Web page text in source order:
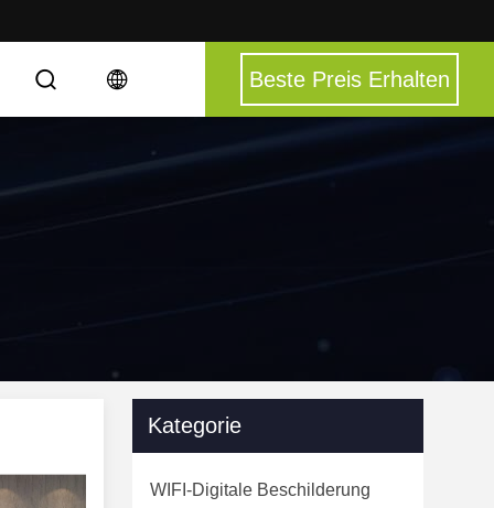
Beste Preis Erhalten
Kategorie
WIFI-Digitale Beschilderung